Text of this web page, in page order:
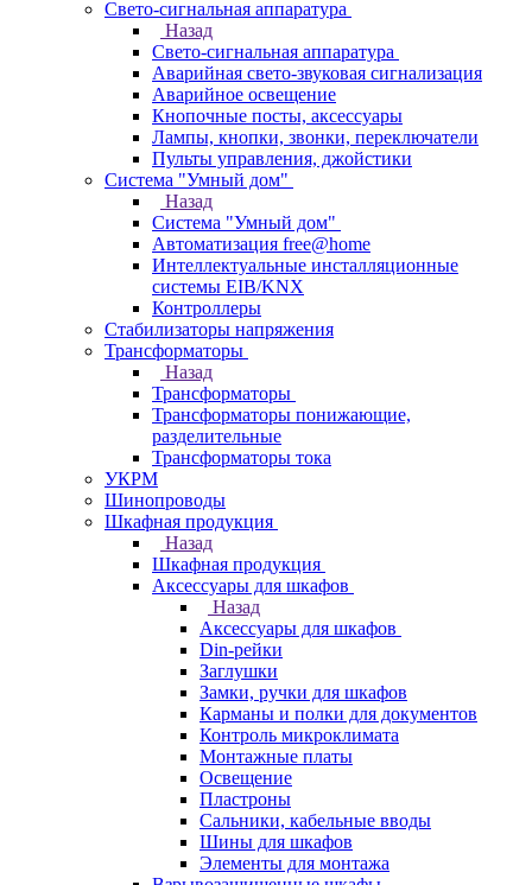
Свето-сигнальная аппаратура
Назад
Свето-сигнальная аппаратура
Аварийная свето-звуковая сигнализация
Аварийное освещение
Кнопочные посты, аксессуары
Лампы, кнопки, звонки, переключатели
Пульты управления, джойстики
Система "Умный дом"
Назад
Система "Умный дом"
Автоматизация free@home
Интеллектуальные инсталляционные
системы EIB/KNX
Контроллеры
Стабилизаторы напряжения
Трансформаторы
Назад
Трансформаторы
Трансформаторы понижающие,
разделительные
Трансформаторы тока
УКРМ
Шинопроводы
Шкафная продукция
Назад
Шкафная продукция
Аксессуары для шкафов
Назад
Аксессуары для шкафов
Din-рейки
Заглушки
Замки, ручки для шкафов
Карманы и полки для документов
Контроль микроклимата
Монтажные платы
Освещение
Пластроны
Сальники, кабельные вводы
Шины для шкафов
Элементы для монтажа